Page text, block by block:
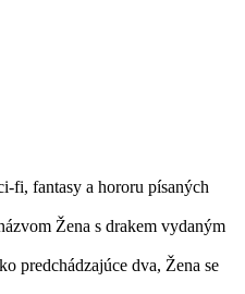
fi, fantasy a hororu písaných
Žena s drakem vydaným
predchádzajúce dva, Žena se